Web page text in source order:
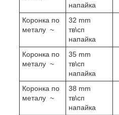
напайка
Коронка по
металу ~
32 mm
тв\сп
напайка
Коронка по
металу ~
35 mm
тв\сп
напайка
Коронка по
металу ~
38 mm
тв\сп
напайка